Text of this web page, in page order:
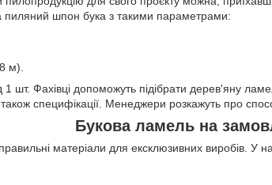
шпон бука з такими параметрами:
м).
шт. Фахівці допоможуть підібрати дерев'яну
специфікації. Менеджери розкажуть про
Букова ламель на
матеріали для ексклюзивних виробів. У